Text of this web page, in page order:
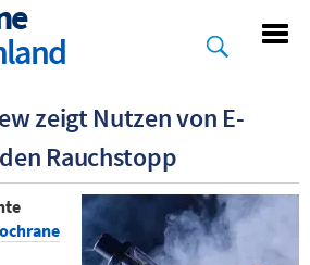
zeigt Nutzen von E-
Rauchstopp